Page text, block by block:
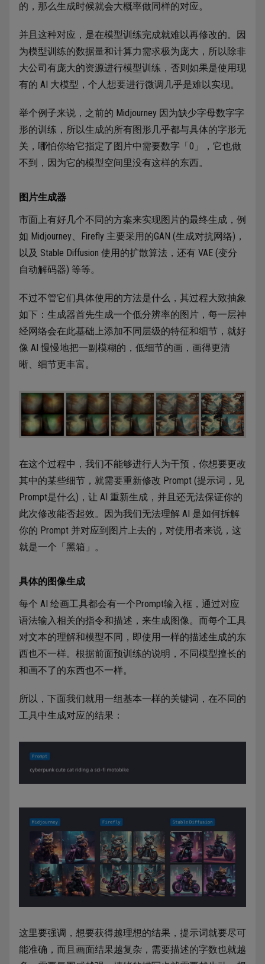
的，那么生成时候就会大概率做同样的对应。
并且这种对应，是在模型训练完成就难以再修改的。因
为模型训练的数据量和计算力需求极为庞大，所以除非
大公司有庞大的资源进行模型训练，否则如果是使用现
有的 AI 大模型，个人想要进行微调几乎是难以实现。
举个例子来说，之前的 Midjourney 因为缺少字母数字字
形的训练，所以生成的所有图形几乎都与具体的字形无
关，哪怕你给它指定了图片中需要数字「0」，它也做
不到，因为它的模型空间里没有这样的东西。
图片生成器
市面上有好几个不同的方案来实现图片的最终生成，例
如 Midjourney、Firefly 主要采用的GAN (生成对抗网络)，
以及 Stable Diffusion 使用的扩散算法，还有 VAE (变分
自动解码器) 等等。
不过不管它们具体使用的方法是什么，其过程大致抽象
如下：生成器首先生成一个低分辨率的图片，每一层神
经网络会在此基础上添加不同层级的特征和细节，就好
像 AI 慢慢地把一副模糊的，低细节的画，画得更清
晰、细节更丰富。
在这个过程中，我们不能够进行人为干预，你想要更改
其中的某些细节，就需要重新修改 Prompt (提示词，见
Prompt是什么)，让 AI 重新生成，并且还无法保证你的
此次修改能否起效。因为我们无法理解 AI 是如何拆解
你的 Prompt 并对应到图片上去的，对使用者来说，这
就是一个「黑箱」。
具体的图像生成
每个 AI 绘画工具都会有一个Prompt输入框，通过对应
语法输入相关的指令和描述，来生成图像。而每个工具
对文本的理解和模型不同，即使用一样的描述生成的东
西也不一样。根据前面预训练的说明，不同模型擅长的
和画不了的东西也不一样。
所以，下面我们就用一组基本一样的关键词，在不同的
工具中生成对应的结果：
这里要强调，想要获得越理想的结果，提示词就要尽可
能准确，而且画面结果越复杂，需要描述的字数也就越